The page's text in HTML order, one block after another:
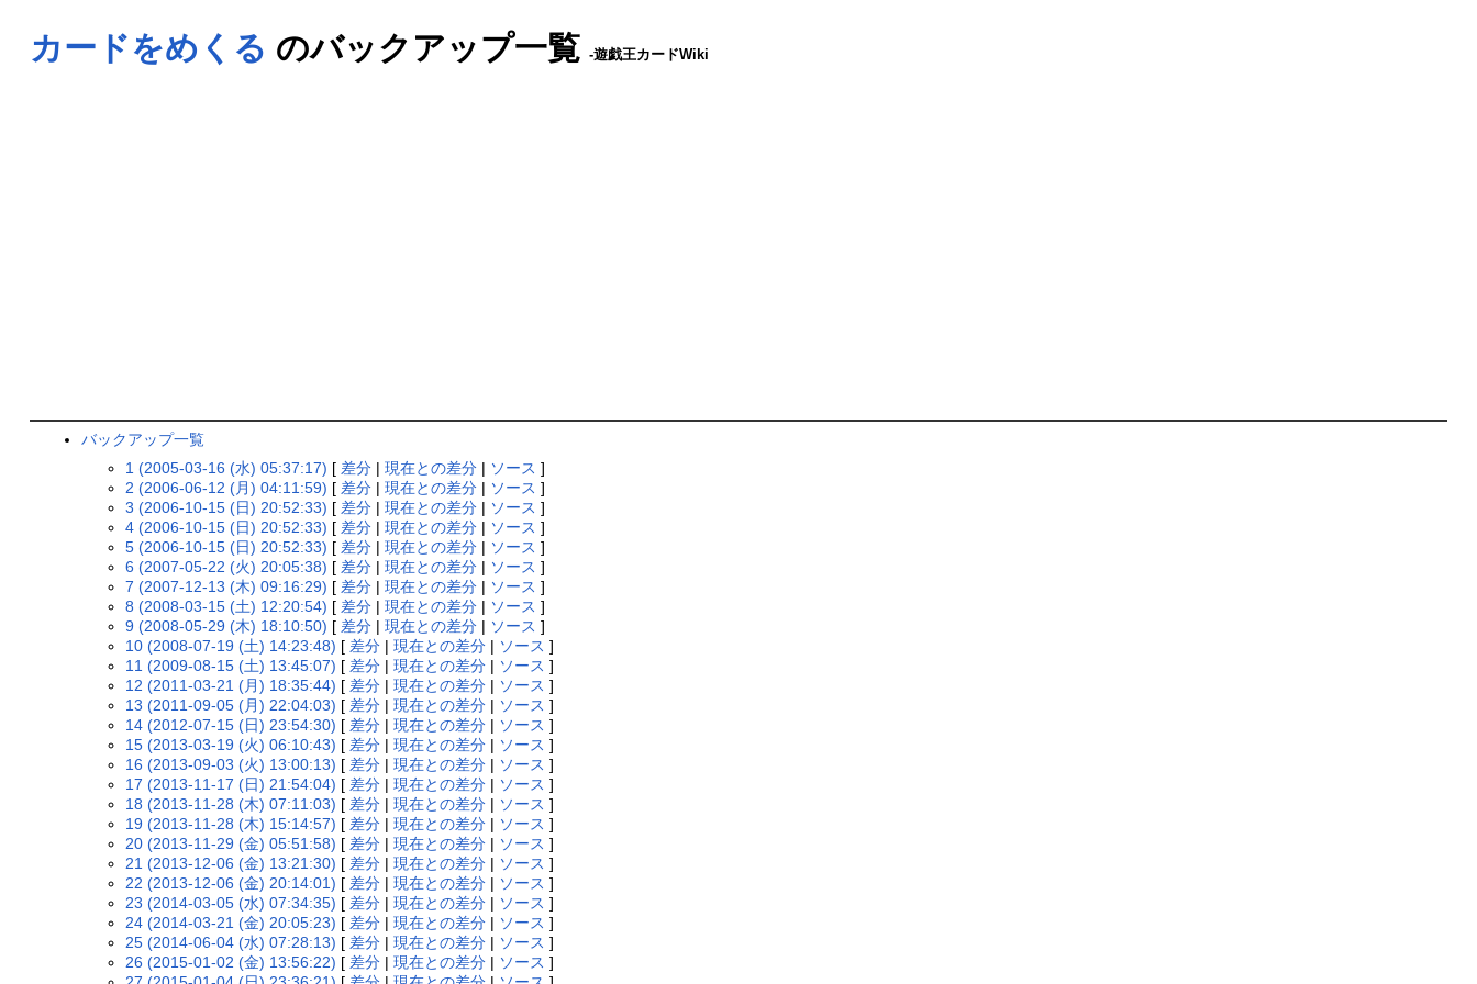
カードをめくる のバックアップ一覧 -遊戯王カードWiki
バックアップ一覧
1 (2005-03-16 (水) 05:37:17) [ 差分 |現在との差分 | ソース ]
2 (2006-06-12 (月) 04:11:59) [ 差分 |現在との差分 | ソース ]
3 (2006-10-15 (日) 20:52:33) [ 差分 |現在との差分 | ソース ]
4 (2006-10-15 (日) 20:52:33) [ 差分 |現在との差分 | ソース ]
5 (2006-10-15 (日) 20:52:33) [ 差分 |現在との差分 | ソース ]
6 (2007-05-22 (火) 20:05:38) [ 差分 |現在との差分 | ソース ]
7 (2007-12-13 (木) 09:16:29) [ 差分 |現在との差分 | ソース ]
8 (2008-03-15 (土) 12:20:54) [ 差分 |現在との差分 | ソース ]
9 (2008-05-29 (木) 18:10:50) [ 差分 |現在との差分 | ソース ]
10 (2008-07-19 (土) 14:23:48) [ 差分 |現在との差分 | ソース ]
11 (2009-08-15 (土) 13:45:07) [ 差分 |現在との差分 | ソース ]
12 (2011-03-21 (月) 18:35:44) [ 差分 |現在との差分 | ソース ]
13 (2011-09-05 (月) 22:04:03) [ 差分 |現在との差分 | ソース ]
14 (2012-07-15 (日) 23:54:30) [ 差分 |現在との差分 | ソース ]
15 (2013-03-19 (火) 06:10:43) [ 差分 |現在との差分 | ソース ]
16 (2013-09-03 (火) 13:00:13) [ 差分 |現在との差分 | ソース ]
17 (2013-11-17 (日) 21:54:04) [ 差分 |現在との差分 | ソース ]
18 (2013-11-28 (木) 07:11:03) [ 差分 |現在との差分 | ソース ]
19 (2013-11-28 (木) 15:14:57) [ 差分 |現在との差分 | ソース ]
20 (2013-11-29 (金) 05:51:58) [ 差分 |現在との差分 | ソース ]
21 (2013-12-06 (金) 13:21:30) [ 差分 |現在との差分 | ソース ]
22 (2013-12-06 (金) 20:14:01) [ 差分 |現在との差分 | ソース ]
23 (2014-03-05 (水) 07:34:35) [ 差分 |現在との差分 | ソース ]
24 (2014-03-21 (金) 20:05:23) [ 差分 |現在との差分 | ソース ]
25 (2014-06-04 (水) 07:28:13) [ 差分 |現在との差分 | ソース ]
26 (2015-01-02 (金) 13:56:22) [ 差分 |現在との差分 | ソース ]